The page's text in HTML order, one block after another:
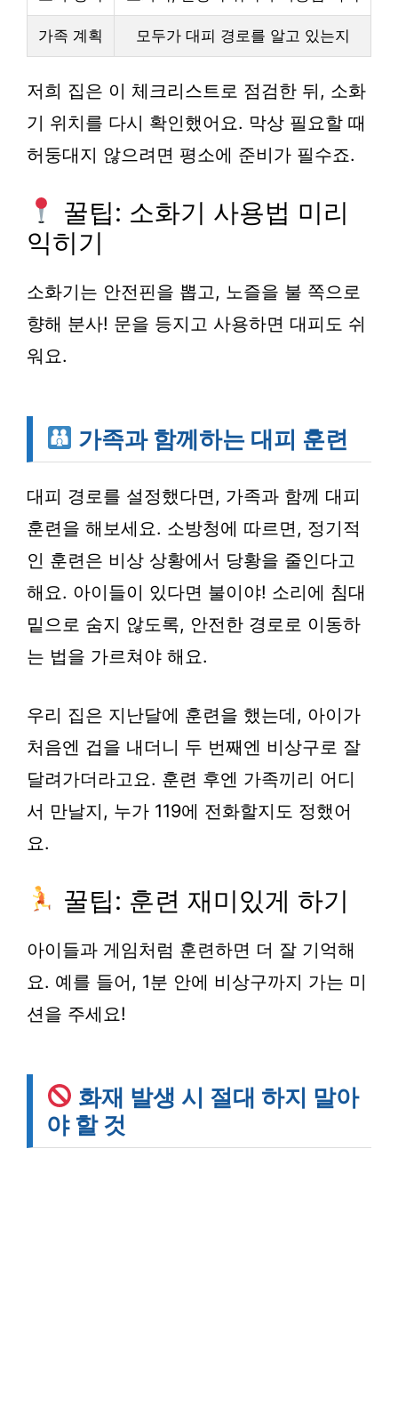
가족 계획 모두가 대피 경로를 알고 있는지
저희 집은 이 체크리스트로 점검한 뒤, 소화
기 위치를 다시 확인했어요. 막상 필요할 때
허둥대지 않으려면 평소에 준비가 필수죠.
꿀팁: 소화기 사용법 미리
익히기
소화기는 안전핀을 뽑고, 노즐을 불 쪽으로
향해 분사! 문을 등지고 사용하면 대피도 쉬
워요.
가족과 함께하는 대피 훈련
대피 경로를 설정했다면, 가족과 함께 대피
훈련을 해보세요. 소방청에 따르면, 정기적
인 훈련은 비상 상황에서 당황을 줄인다고
해요. 아이들이 있다면 불이야! 소리에 침대
밑으로 숨지 않도록, 안전한 경로로 이동하
는 법을 가르쳐야 해요.
우리 집은 지난달에 훈련을 했는데, 아이가
처음엔 겁을 내더니 두 번째엔 비상구로 잘
달려가더라고요. 훈련 후엔 가족끼리 어디
서 만날지, 누가 119에 전화할지도 정했어
요.
꿀팁: 훈련 재미있게 하기
아이들과 게임처럼 훈련하면 더 잘 기억해
요. 예를 들어, 1분 안에 비상구까지 가는 미
션을 주세요!
화재 발생 시 절대 하지 말아
야 할 것